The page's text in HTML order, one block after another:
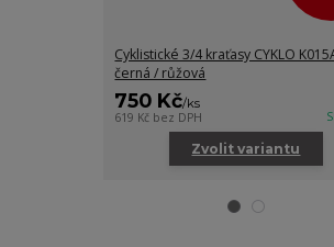
Cyklistické 3/4 kraťasy CYKLO
černá / růžová
750 Kč/ks
619 Kč bez DPH
Zvolit variantu